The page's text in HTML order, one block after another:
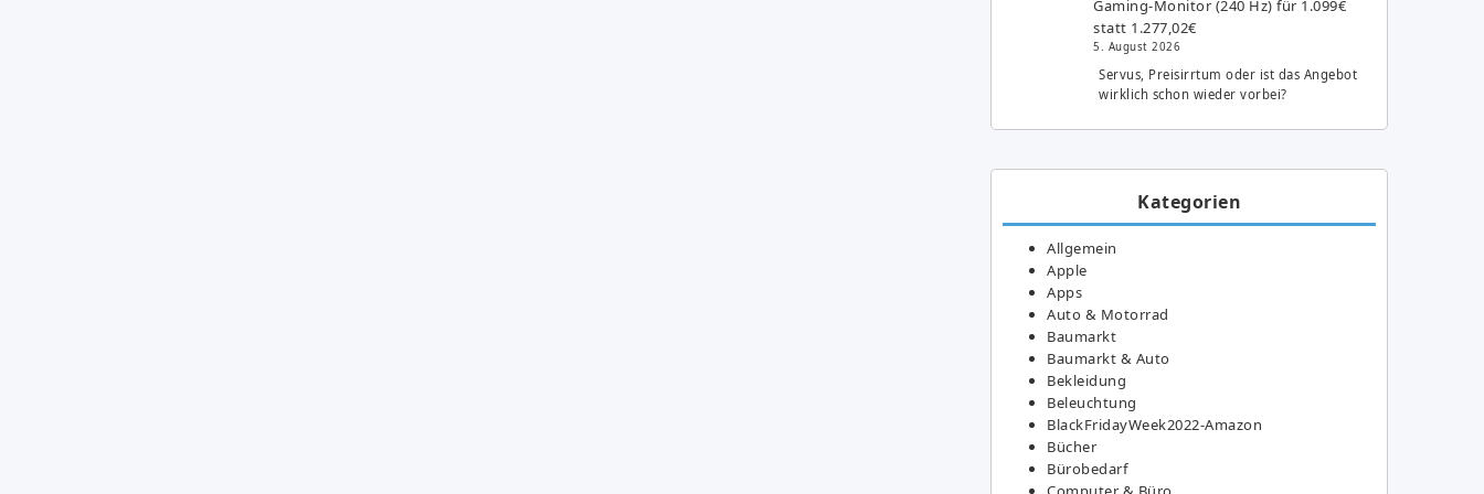
Gaming-Monitor (240 Hz) für 1.099€
statt 1.277,02€
5. August 2026
Servus, Preisirrtum oder ist das Angebot
wirklich schon wieder vorbei?
Kategorien
Allgemein
Apple
Apps
Auto & Motorrad
Baumarkt
Baumarkt & Auto
Bekleidung
Beleuchtung
BlackFridayWeek2022-Amazon
Bücher
Bürobedarf